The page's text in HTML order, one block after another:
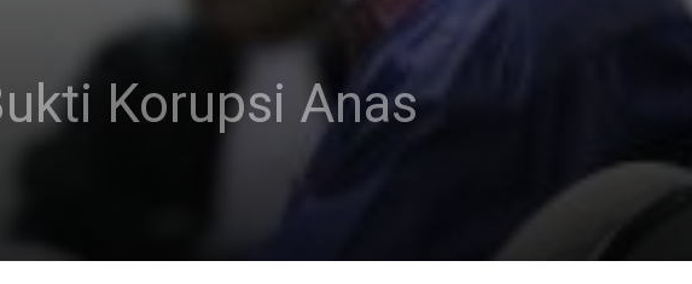
Korupsi Anas